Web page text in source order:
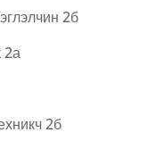
2б
2а
2б